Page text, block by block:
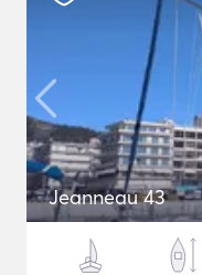
Jeanneau 43